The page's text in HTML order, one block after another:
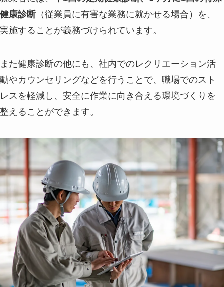
健康診断（従業員に有害な業務に就かせる場合）を、
実施することが義務づけられています。
また健康診断の他にも、社内でのレクリエーション活
動やカウンセリングなどを行うことで、職場でのスト
レスを軽減し、安全に作業に向き合える環境づくりを
整えることができます。